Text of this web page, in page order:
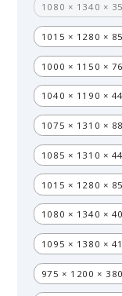
1080 × 1340 ×
1015 × 1280 ×
1000 × 1150 ×
1040 × 1190 ×
1075 × 1310 ×
1085 × 1310 ×
1015 × 1280 ×
1080 × 1340 ×
1095 × 1380 ×
975 × 1200 × 380